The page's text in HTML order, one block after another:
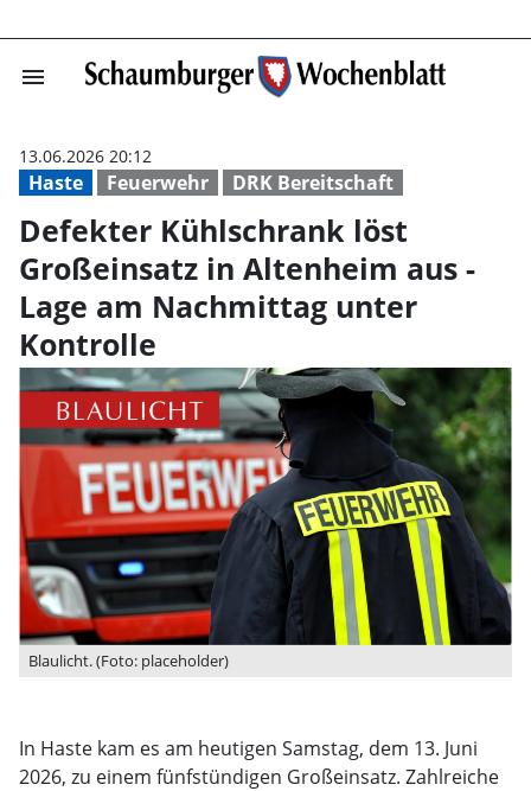
menu Defekter
Haste Feuerwehr DRK Bereitschaft
13.06.2026 20:12
Defekter Kühlschrank löst
Großeinsatz in Altenheim aus -
Lage am Nachmittag unter
Kontrolle
Blaulicht. (Foto: placeholder)
In Haste kam es am heutigen Samstag, dem 13. Juni
2026, zu einem fünfstündigen Großeinsatz. Zahlreiche